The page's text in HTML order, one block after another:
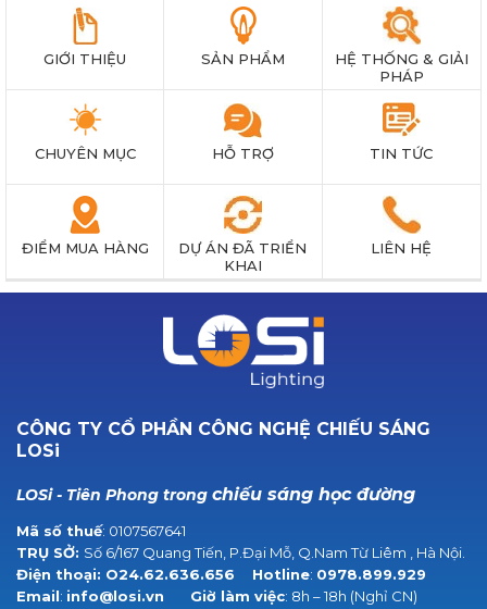
GIỚI THIỆU SẢN PHẨM
HỆ THỐNG & GIẢI
PHÁP
CHUYÊN MỤC HỖ TRỢ TIN TỨC
ĐIỂM MUA HÀNG
DỰ ÁN ĐÃ TRIỂN
KHAI
LIÊN HỆ
CÔNG TY CỔ PHẦN CÔNG NGHỆ CHIẾU SÁNG
LOSi
LOSi - Tiên Phong trong chiếu sáng học đường
Mã số thuế: 0107567641
TRỤ SỞ: Số 6/167 Quang Tiến, P.Đại Mỗ, Q.Nam Từ Liêm , Hà Nội.
Điện thoại: O24.62.636.656 Hotline: 0978.899.929
Email: info@losi.vn Giờ làm việc: 8h – 18h (Nghỉ CN)